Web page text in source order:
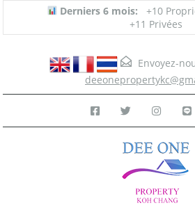
Derniers 6 mois:
+10
+11 Privées
Envoyez-